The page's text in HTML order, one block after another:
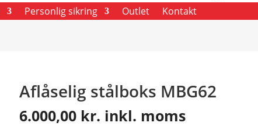
Personlig sikring Outlet Kontakt
Aflåselig stålboks MBG62
6.000,00 kr. inkl. moms